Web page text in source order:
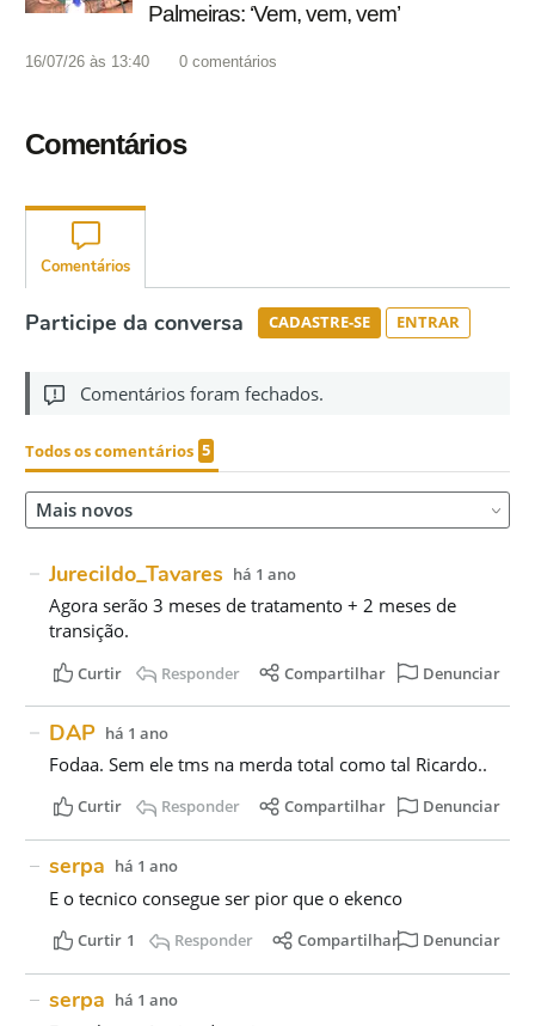
Palmeiras: ‘Vem, vem, vem’
16/07/26 às 13:40 0 comentários
Comentários